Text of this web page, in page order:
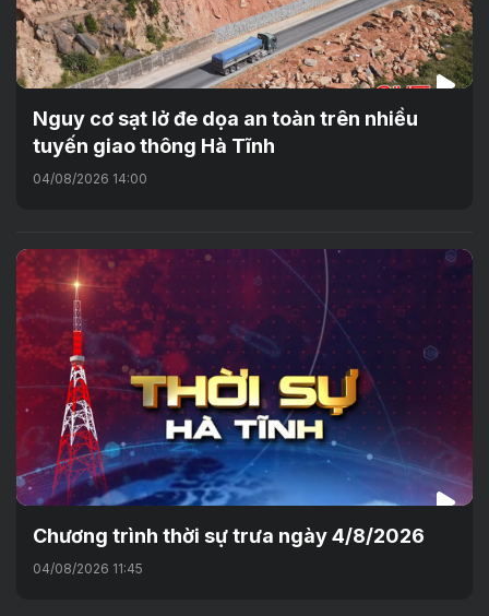
Nguy cơ sạt lở đe dọa an toàn trên nhiều
tuyến giao thông Hà Tĩnh
04/08/2026 14:00
Chương trình thời sự trưa ngày 4/8/2026
04/08/2026 11:45